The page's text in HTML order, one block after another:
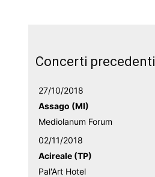
Concerti precedenti
27/10/2018
Assago (MI)
Mediolanum Forum
02/11/2018
Acireale (TP)
Pal'Art Hotel